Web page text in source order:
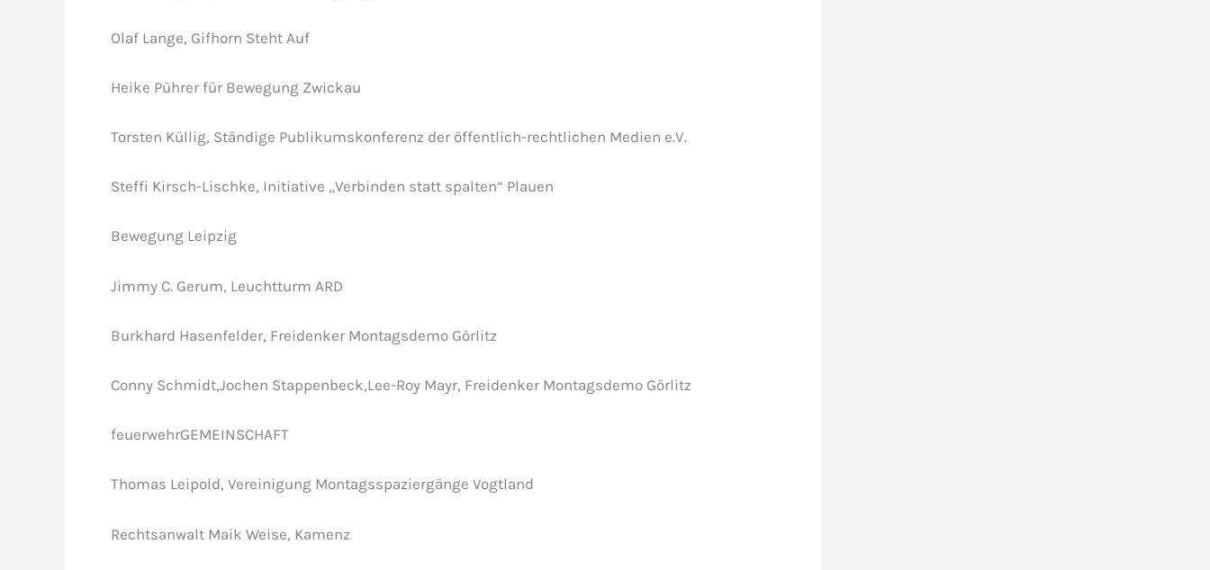
Olaf Lange, Gifhorn Steht Auf
Heike Pührer für Bewegung Zwickau
Torsten Küllig, Ständige Publikumskonferenz der öffentlich-rechtlichen Medien e.V.
Steffi Kirsch-Lischke, Initiative „Verbinden statt spalten“ Plauen
Bewegung Leipzig
Jimmy C. Gerum, Leuchtturm ARD
Burkhard Hasenfelder, Freidenker Montagsdemo Görlitz
Conny Schmidt,Jochen Stappenbeck,Lee-Roy Mayr, Freidenker Montagsdemo Görlitz
feuerwehrGEMEINSCHAFT
Thomas Leipold, Vereinigung Montagsspaziergänge Vogtland
Rechtsanwalt Maik Weise, Kamenz